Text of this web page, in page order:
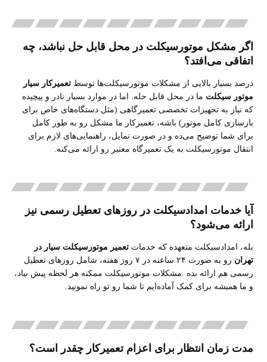
اگر مشکل موتورسیکلت در محل قابل حل نباشد، چه
اتفاقی می‌افتد؟
درصد بسیار بالایی از مشکلات موتورسیکلت‌ها توسطتعمیرکار سیار
موتور سیکلت ما در محل قابل حله. اما در موارد بسیار نادر و پیچیده
که نیاز به تجهیزات تخصصی تعمیرگاهی (مثل دستگاه‌های خاص برای
بازسازی کامل موتور) باشه، تعمیرکار ما مشکل رو به طور کامل
برای شما توضیح می‌ده و در صورت تمایل، راهنمایی‌های لازم برای
انتقال موتورسیکلت به یک تعمیرگاه معتبر رو ارائه می‌کنه
آیا خدمات امدادسیکلت در روزهای تعطیل رسمی نیز
ارائه می‌شود؟
بله، امدادسیکلت متعهده که خدماتتعمیر موتورسیکلت سیار در
تهران رو به صورت ۲۴ ساعته در ۷ روز هفته، شامل روزهای تعطیل
رسمی هم ارائه بده .مشکلات موتورسیکلت ممکنه هر لحظه پیش بیاد،
و ما همیشه برای کمک آماده‌ایم تا شما رو تو راه نمونید.
مدت زمان انتظار برای اعزام تعمیرکار چقدر است؟